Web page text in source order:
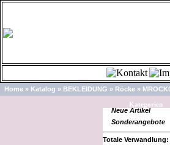
Home » Katalog » BEKLEIDUNG » Röcke »
Kategorien
Neue Artikel
Sonderangebote
Totale Verwandlung: